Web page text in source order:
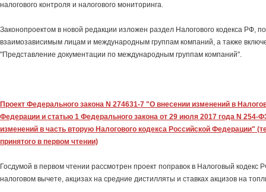
налогового контроля и налогового мониторинга.
Законопроектом в новой редакции изложен раздел Налогового кодекса РФ,
взаимозависимым лицам и международным группам компаний, а также
"Представление документации по международным группам компаний".
Проект Федерального закона N 274631-7 "О внесении изменений в
Федерации и статью 1 Федерального закона от 29 июля 2017 года N 254-
изменений в часть вторую Налогового кодекса Российской Федерации"
принятого в первом чтении)
Госдумой в первом чтении рассмотрен проект поправок в Налоговый кодекс
налоговом вычете, акцизах на средние дистилляты и ставках акцизов на